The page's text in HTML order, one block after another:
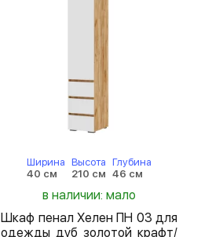
Ширина
40 см
Высота
210 см
Глубина
46 см
в наличии: мало
Шкаф пенал Хелен ПН 03 для
одежды дуб золотой крафт/